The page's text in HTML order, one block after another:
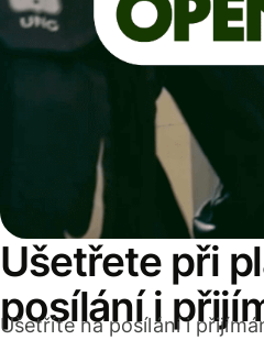
Ušetřete při
posílání i
Ušetříte na posílání i